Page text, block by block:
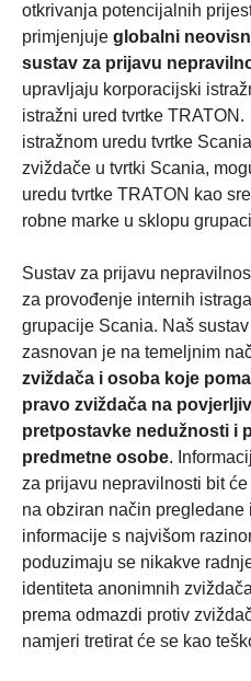
otkrivanja potencijalnih
primjenjuje globalni
sustav za prijavu
upravljaju korporacijski
istražni ured tvrtke
istražnom uredu tvrtke
zviždače u tvrtki Scania,
uredu tvrtke TRATON kao
robne marke u sklopu
Sustav za prijavu
za provođenje internih
grupacije Scania. Naš
zasnovan je na temeljnim
zviždača i osoba koje
pravo zviždača na
pretpostavke nedužnosti i
predmetne osobe.
za prijavu nepravilnosti bit
na obziran način pregledane
informacije s najvišom
poduzimaju se nikakve
identiteta anonimnih
prema odmazdi protiv
namjeri tretirat će se kao